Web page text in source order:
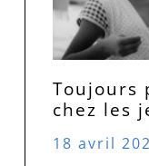
Toujours
chez les
18 avril